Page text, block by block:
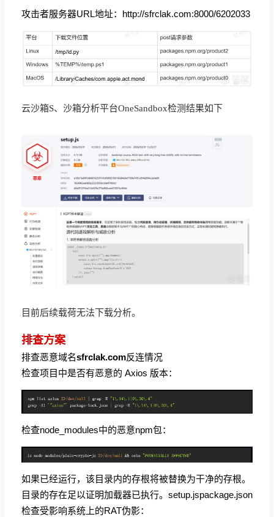
攻击者服务器URL地址： http://sfrclak.com:8000/6202033
云沙箱S、沙箱分析平台OneSandbox检测结果如下
目前后续载荷无法下载分析。
排查方案
排查恶意域名sfrclak.com反连情况
检查项目中是否有恶意的 Axios 版本：
检查node_modules中的恶意npm包：
如果已经运行，该目录内的存根将被替换为干净的存根。
目录的存在足以证明加载器已执行。setup.jspackage.json
检查受影响系统上的RAT伪影：